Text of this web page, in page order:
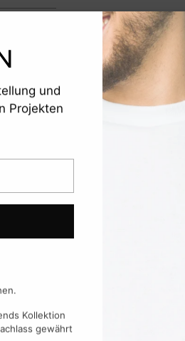
und
Projekten
Kollektion
gewährt
Warenkorb
legen